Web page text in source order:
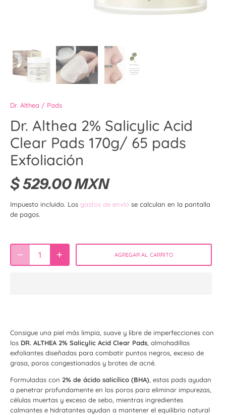
Dr. Althea / Pads
Dr. Althea 2% Salicylic Acid
Clear Pads 170g/ 65 pads
Exfoliación
$ 529.00 MXN
Impuesto incluido. Los gastos de envío se calculan en la pantalla
de pagos.
AGREGAR AL CARRITO
Consigue una piel más limpia, suave y libre de imperfecciones con
los DR. ALTHEA 2% Salicylic Acid Clear Pads , almohadillas
exfoliantes diseñadas para combatir puntos negros, exceso de
grasa, poros congestionados y brotes de acné.
Formuladas con 2% de ácido salicílico (BHA) , estas pads ayudan
a penetrar profundamente en los poros para eliminar impurezas,
células muertas y exceso de sebo, mientras ingredientes
calmantes e hidratantes ayudan a mantener el equilibrio natural